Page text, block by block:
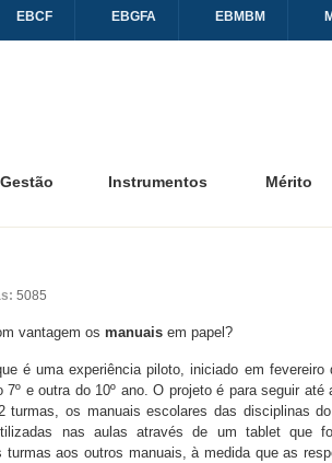
EBCF EBGFA EBMBM
Gestão Instrumentos Mérito
5085
vantagem os manuais em papel?
é uma experiência piloto, iniciado em
e outra do 10º ano. O projeto é para seguir
os manuais escolares das disciplinas
nas aulas através de um tablet que
aos outros manuais, à medida que as